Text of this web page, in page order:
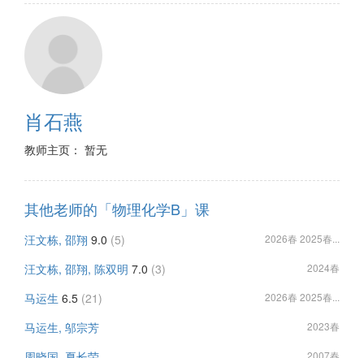
肖石燕
教师主页： 暂无
其他老师的「物理化学B」课
汪文栋, 邵翔 9.0 (5) 2026春 2025春...
汪文栋, 邵翔, 陈双明 7.0 (3) 2024春
马运生 6.5 (21) 2026春 2025春...
马运生, 邬宗芳 2023春
2007春